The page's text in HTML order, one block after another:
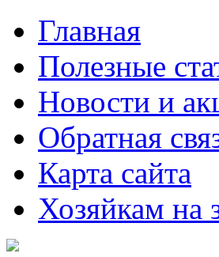
Главная
Полезные
Новости и
Обратная
Карта сайта
Хозяйкам на